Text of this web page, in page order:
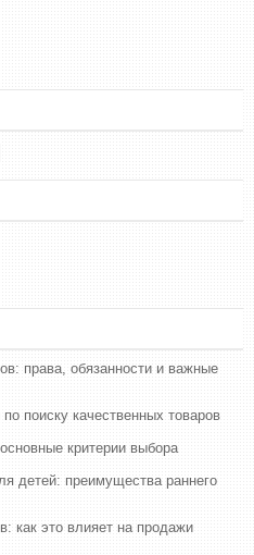
права, обязанности и важные
поиску качественных товаров
критерии выбора
детей: преимущества раннего
как это влияет на продажи